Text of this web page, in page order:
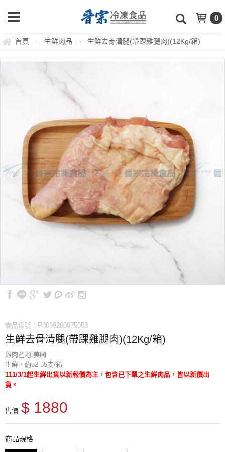
0
首頁 - 生鮮肉品 - 生鮮去骨清腿(帶踝雞腿肉)(12Kg/箱)
商品編號：P0059200075053
生鮮去骨清腿(帶踝雞腿肉)(12Kg/箱)
雞肉產地:美國
生鮮，約52-55支/箱
111/3/1起生鮮出貨以新報價為主，包含已下單之生鮮肉品，皆以新價出
貨。
售價 $ 1880
商品規格